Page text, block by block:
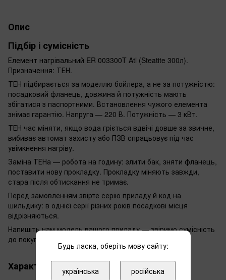
Опис
Підбір і сумісність
Елемент нагрівальний ER 003300T Atl (Steatite 300л).
Призначення: ТЕН.
ТЕН підбирається за моделлю бойлера, а не за потужністю:
посадковий фланець, довжина й потужність мають
збігатися з паспортними. Встановлення чужого елемента
знімає гарантію. Напруга — 220 В. Потужність — 3 кВт.
ТЕН час міняти, якщо вода гріється вдвічі довше за звичне,
вибиває автомат захисту або ПЗВ спрацьовує під час
увімкнення нагріву.
Заміна ТЕНа — робота на годину: злити бак, зняти фланець,
поставити нову прокладку. Прокладку міняють завжди,
стара після обтискання не тримає.
Перед замовленням звірте серію приладу й код на
шильдику: в однієї серії різних років посадкові місця
відрізняються.
Напишіть нам модель вашого приладу — звіримо сумісність
до покупки.
Характеристики
Будь ласка, оберіть мову сайту:
українська російська